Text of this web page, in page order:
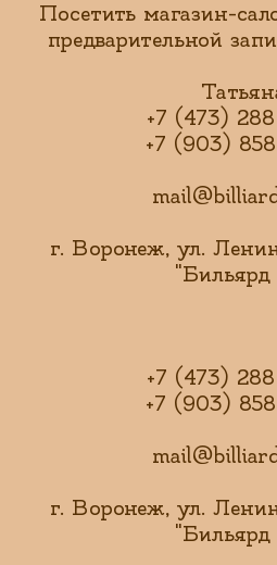
Посетить магазин-
предварительной
+7 (473)
+7 (903)
г. Воронеж, ул.
"Бильярд
+7 (473)
+7 (903)
г. Воронеж, ул.
"Бильярд